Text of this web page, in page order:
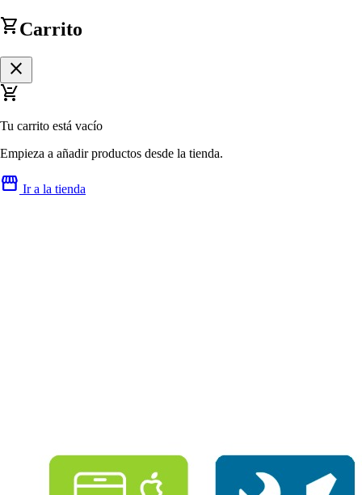
shopping_cartCarrito
close
remove_shopping_cart
Tu carrito está vacío
Empieza a añadir productos desde la tienda.
storefront Ir a la tienda